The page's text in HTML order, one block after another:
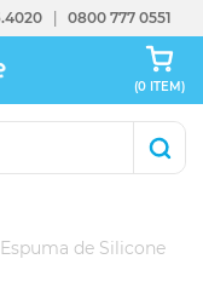
0800 777 0551
(0 ITEM)
de Silicone